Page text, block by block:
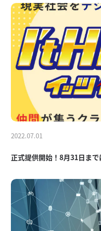
2022.07.01
正式提供開始！8月31日まで